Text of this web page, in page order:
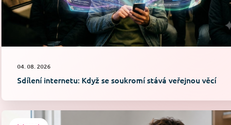
04. 08. 2026
Sdílení internetu: Když se soukromí stává veřejnou věcí